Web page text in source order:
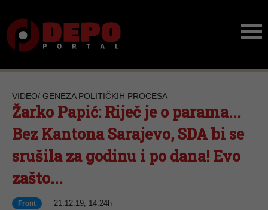
VIDEO/ GENEZA POLITIČKIH PROCESA
Žarko Papić: Riječ je o parama...
Bez Kantona Sarajevo, SDA bi se
srušila za godinu i po dana! Evo
zašto...
Front 21.12.19, 14:24h